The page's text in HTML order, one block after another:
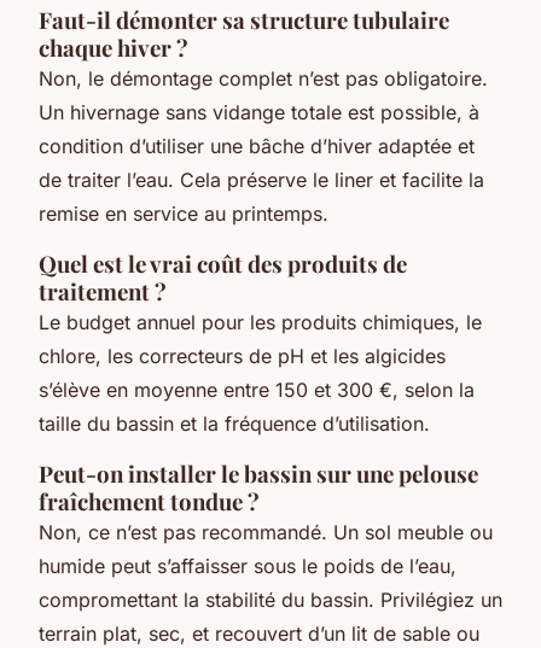
Faut-il démonter sa structure tubulaire
chaque hiver ?
Non, le démontage complet n’est pas obligatoire.
Un hivernage sans vidange totale est possible, à
condition d’utiliser une bâche d’hiver adaptée et
de traiter l’eau. Cela préserve le liner et facilite la
remise en service au printemps.
Quel est le vrai coût des produits de
traitement ?
Le budget annuel pour les produits chimiques, le
chlore, les correcteurs de pH et les algicides
s’élève en moyenne entre 150 et 300 €, selon la
taille du bassin et la fréquence d’utilisation.
Peut-on installer le bassin sur une pelouse
fraîchement tondue ?
Non, ce n’est pas recommandé. Un sol meuble ou
humide peut s’affaisser sous le poids de l’eau,
compromettant la stabilité du bassin. Privilégiez un
terrain plat, sec, et recouvert d’un lit de sable ou